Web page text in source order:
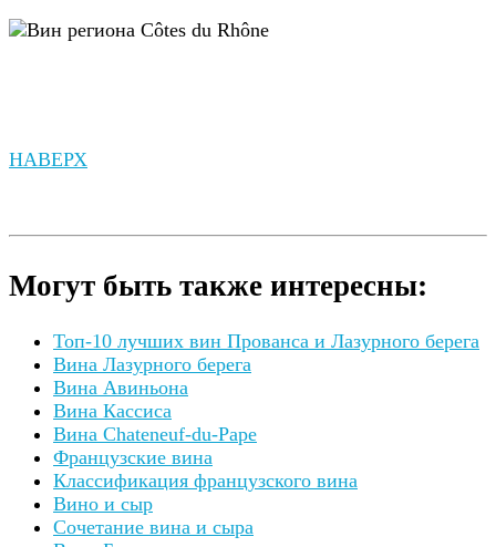
НАВЕРХ
Могут быть также интересны:
Топ-10 лучших вин Прованса и Лазурного берега
Вина Лазурного берега
Вина Авиньона
Вина Кассиса
Вина Chateneuf-du-Pape
Французские вина
Классификация французского вина
Вино и сыр
Сочетание вина и сыра